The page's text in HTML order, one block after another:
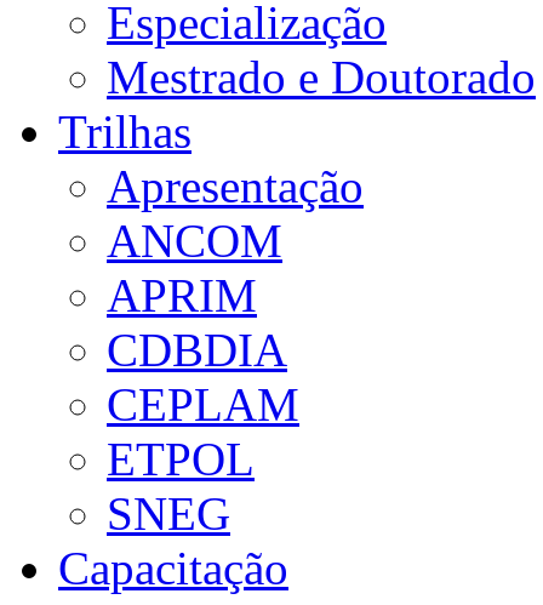
Especialização
Mestrado e Doutorado
Trilhas
Apresentação
ANCOM
APRIM
CDBDIA
CEPLAM
ETPOL
SNEG
Capacitação